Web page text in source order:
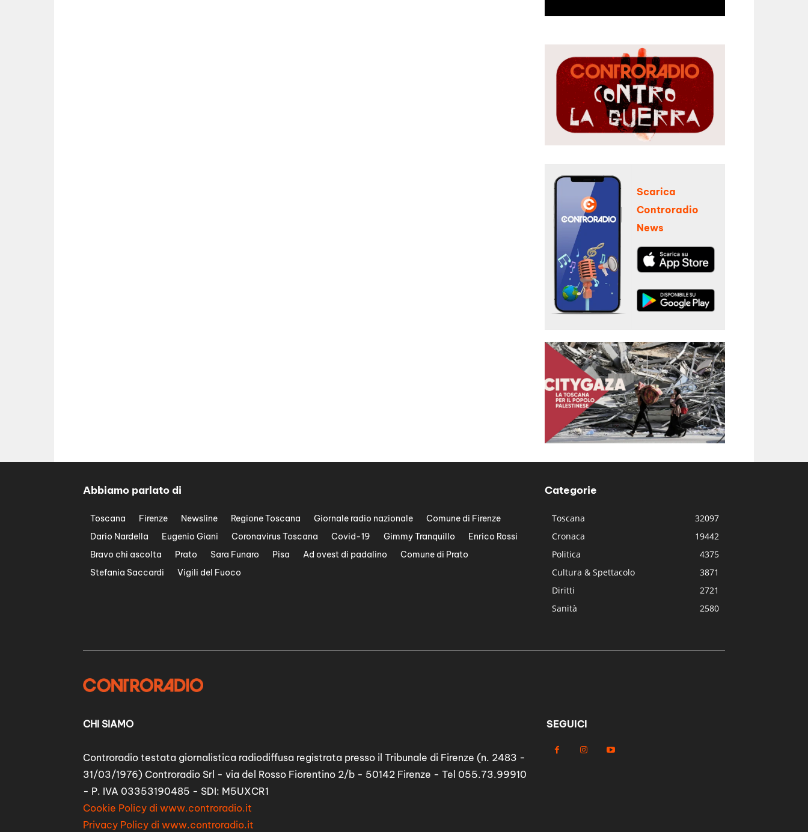
Scarica
Controradio
News
Abbiamo parlato di
Toscana Firenze Newsline Regione Toscana Giornale radio nazionale
Comune di Firenze
Dario Nardella
Eugenio Giani Coronavirus Toscana Covid-19 Gimmy Tranquillo
Enrico Rossi
Bravo chi ascolta
Prato Sara Funaro Pisa Ad ovest di padalino
Comune di Prato
Stefania Saccardi
Vigili del Fuoco
Categorie
Toscana
32097
Cronaca
19442
Politica
4375
Cultura & Spettacolo
3871
Diritti
2721
Sanità
2580
CHI SIAMO
Controradio testata giornalistica radiodiffusa registrata presso il Tribunale di Firenze (n. 2483 -
31/03/1976) Controradio Srl - via del Rosso Fiorentino 2/b - 50142 Firenze - Tel 055.73.99910
- P. IVA 03353190485 - SDI: M5UXCR1
Cookie Policy di www.controradio.it
Privacy Policy di www.controradio.it
SEGUICI